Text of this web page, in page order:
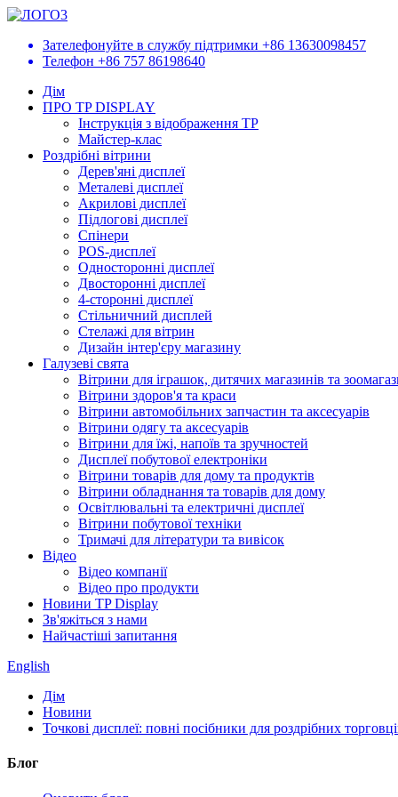
Зателефонуйте в службу підтримки +86 13630098457
Телефон +86 757 86198640
Дім
ПРО TP DISPLAY
Інструкція з відображення TP
Майстер-клас
Роздрібні вітрини
Дерев'яні дисплеї
Металеві дисплеї
Акрилові дисплеї
Підлогові дисплеї
Спінери
POS-дисплеї
Односторонні дисплеї
Двосторонні дисплеї
4-сторонні дисплеї
Стільничний дисплей
Стелажі для вітрин
Дизайн інтер'єру магазину
Галузеві свята
Вітрини для іграшок, дитячих магазинів та
Вітрини здоров'я та краси
Вітрини автомобільних запчастин та аксесуарів
Вітрини одягу та аксесуарів
Вітрини для їжі, напоїв та зручностей
Дисплеї побутової електроніки
Вітрини товарів для дому та продуктів
Вітрини обладнання та товарів для дому
Освітлювальні та електричні дисплеї
Вітрини побутової техніки
Тримачі для літератури та вивісок
Відео
Відео компанії
Відео про продукти
Новини TP Display
Зв'яжіться з нами
Найчастіші запитання
English
Дім
Новини
Точкові дисплеї: повні посібники для роздрібних
Блог